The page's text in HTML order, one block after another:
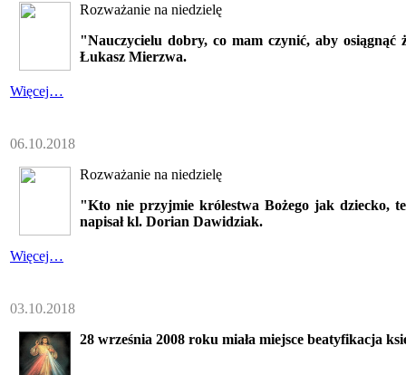
Rozważanie na niedzielę
"Nauczycielu dobry, co mam czynić, aby
Łukasz Mierzwa.
Więcej…
06.10.2018
Rozważanie na niedzielę
"Kto nie przyjmie królestwa Bożego jak dziecko,
napisał kl. Dorian Dawidziak.
Więcej…
03.10.2018
28 września 2008 roku miała miejsce beatyfikacja